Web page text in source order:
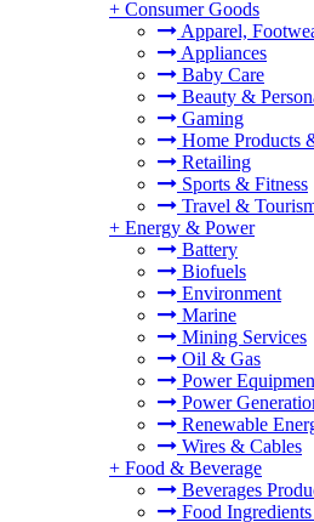
+ Consumer Goods
Apparel,
Appliances
Baby Care
Beauty &
Gaming
Home Products
Retailing
Sports & Fitness
Travel &
+ Energy & Power
Battery
Biofuels
Environment
Marine
Mining Services
Oil & Gas
Power
Power
Renewable
Wires & Cables
+ Food & Beverage
Beverages
Food